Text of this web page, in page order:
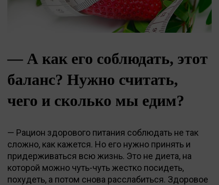
— А как его соблюдать, этот
баланс? Нужно считать,
чего и сколько мы едим?
— Рацион здорового питания соблюдать не так
сложно, как кажется. Но его нужно принять и
придерживаться всю жизнь. Это не диета, на
которой можно чуть-чуть жестко посидеть,
похудеть, а потом снова расслабиться. Здоровое